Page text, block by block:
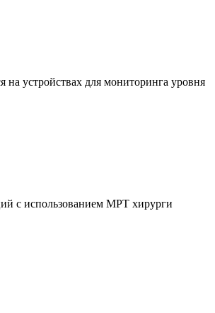
устройствах для мониторинга уровня
с использованием МРТ хирурги